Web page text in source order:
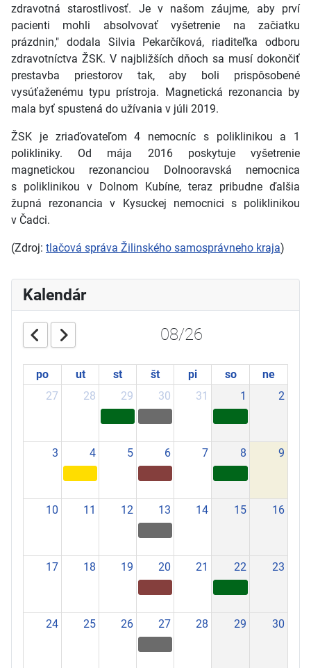
zdravotná starostlivosť. Je v našom záujme, aby prví
pacienti mohli absolvovať vyšetrenie na začiatku
prázdnin," dodala Silvia Pekarčíková, riaditeľka odboru
zdravotníctva ŽSK. V najbližších dňoch sa musí dokončiť
prestavba priestorov tak, aby boli prispôsobené
vysúťaženému typu prístroja. Magnetická rezonancia by
mala byť spustená do užívania v júli 2019.
ŽSK je zriaďovateľom 4 nemocníc s poliklinikou a 1
polikliniky. Od mája 2016 poskytuje vyšetrenie
magnetickou rezonanciou Dolnooravská nemocnica
s poliklinikou v Dolnom Kubíne, teraz pribudne ďalšia
župná rezonancia v Kysuckej nemocnici s poliklinikou
v Čadci.
(Zdroj: tlačová správa Žilinského samosprávneho kraja)
Kalendár
08/26
po ut st št pi so
ne
27
28 29 30 31 1 2
3 4 5 6 7 8 9
10 11 12 13 14 15 16
17 18 19 20 21 22 23
24 25 26 27 28 29 30